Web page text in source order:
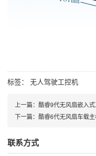
标签： 无人驾驶工控机
上一篇： 酷睿9代无风扇嵌入式
下一篇： 酷睿6代无风扇车载
联系方式